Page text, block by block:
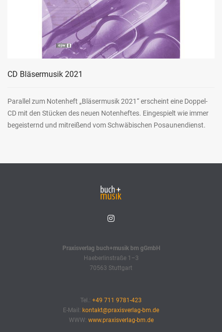
CD Bläsermusik 2021
Parallel zum Notenheft „Bläsermusik 2021“ erscheint eine Doppel-
CD mit den Stücken des neuen Notenheftes. Eingespielt wie immer
begeisternd und mitreißend vom Schwäbischen Posaunendienst.
Praxisverlag buch+musik bm gGmbH
Haeberlinstraße 1–3
70563 Stuttgart
Tel.: +49 711 9781-423
E-Mail: kontakt@praxisverlag-bm.de
WWW: www.praxisverlag-bm.de